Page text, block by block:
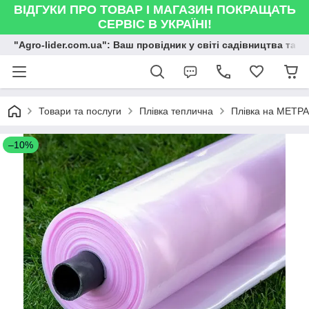
ВІДГУКИ ПРО ТОВАР І МАГАЗИН ПОКРАЩАТЬ
СЕРВІС В УКРАЇНІ!
"Agro-lider.com.ua": Ваш провідник у світі садівництва та
Товари та послуги Плівка теплична Плівка на
–10%